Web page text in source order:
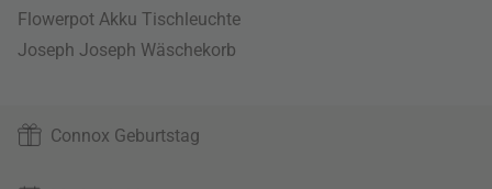
Flowerpot Akku Tischleuchte
Joseph Joseph Wäschekorb
Connox Geburtstag